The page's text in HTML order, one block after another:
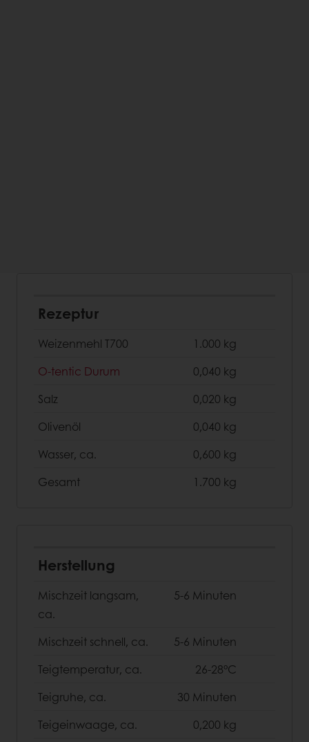
Rezeptur
Weizenmehl T700
1.000 kg
O-tentic Durum
0,040 kg
Salz
0,020 kg
Olivenöl
0,040 kg
Wasser, ca.
0,600 kg
Gesamt
1.700 kg
Herstellung
Mischzeit langsam,
ca.
5-6 Minuten
Mischzeit schnell, ca.
5-6 Minuten
Teigtemperatur, ca.
26-28°C
Teigruhe, ca.
30 Minuten
Teigeinwaage, ca.
0,200 kg